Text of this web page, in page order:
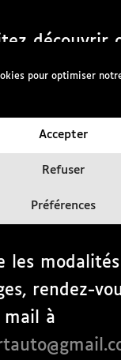
pour optimiser
Accepter
Refuser
Préférences
découvrir
de la
«
ce stage
guidé à la
copilote
au
les
rendez-
mail à